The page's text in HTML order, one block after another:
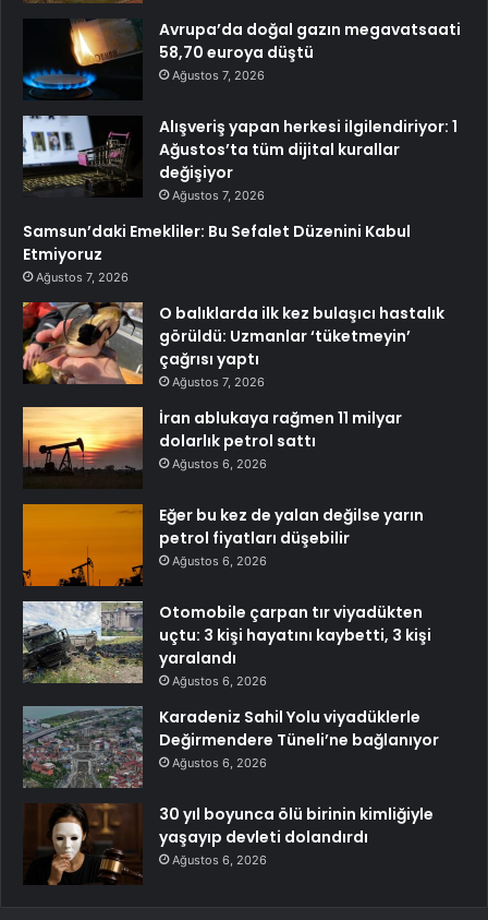
Avrupa’da doğal gazın megavatsaati
58,70 euroya düştü
Ağustos 7, 2026
Alışveriş yapan herkesi ilgilendiriyor: 1
Ağustos’ta tüm dijital kurallar
değişiyor
Ağustos 7, 2026
Samsun’daki Emekliler: Bu Sefalet Düzenini Kabul
Etmiyoruz
Ağustos 7, 2026
O balıklarda ilk kez bulaşıcı hastalık
görüldü: Uzmanlar ‘tüketmeyin’
çağrısı yaptı
Ağustos 7, 2026
İran ablukaya rağmen 11 milyar
dolarlık petrol sattı
Ağustos 6, 2026
Eğer bu kez de yalan değilse yarın
petrol fiyatları düşebilir
Ağustos 6, 2026
Otomobile çarpan tır viyadükten
uçtu: 3 kişi hayatını kaybetti, 3 kişi
yaralandı
Ağustos 6, 2026
Karadeniz Sahil Yolu viyadüklerle
Değirmendere Tüneli’ne bağlanıyor
Ağustos 6, 2026
30 yıl boyunca ölü birinin kimliğiyle
yaşayıp devleti dolandırdı
Ağustos 6, 2026